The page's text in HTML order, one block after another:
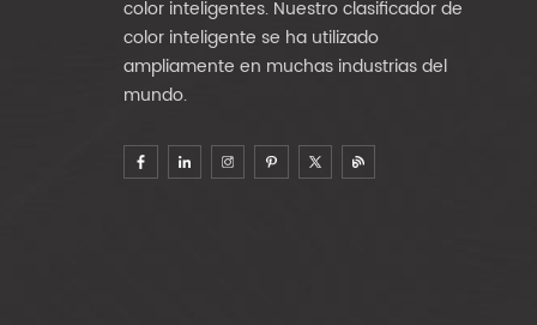
color inteligentes. Nuestro clasificador de
color inteligente se ha utilizado
ampliamente en muchas industrias del
mundo.